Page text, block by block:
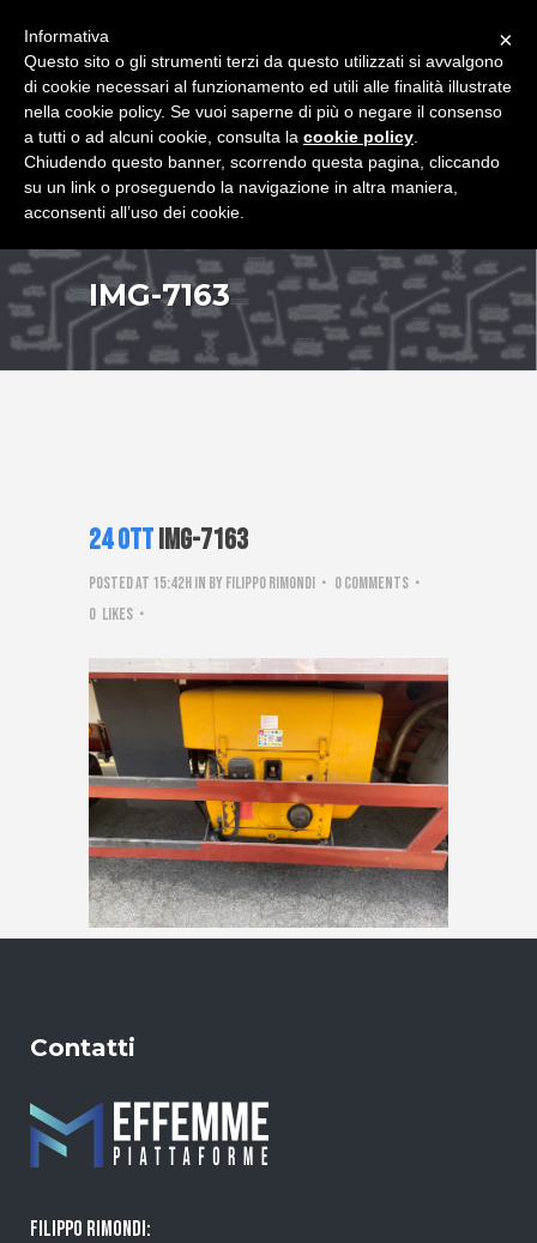
IMG-7163
24 OttIMG-7163
Posted at 15:42hin by Filippo Rimondi
0 Comments
0 Likes
Contatti
FILIPPO RIMONDI:
×
Informativa
Questo sito o gli strumenti terzi da questo utilizzati si avvalgono
di cookie necessari al funzionamento ed utili alle finalità illustrate
nella cookie policy. Se vuoi saperne di più o negare il consenso
a tutti o ad alcuni cookie, consulta la cookie policy
Chiudendo questo banner, scorrendo questa pagina, cliccando
su un link o proseguendo la navigazione in altra maniera,
acconsenti all’uso dei cookie.